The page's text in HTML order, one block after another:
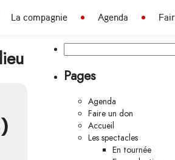
La compagnie Agenda
Pages
Agenda
Faire un don
Accueil
Les spectacles
En tournée